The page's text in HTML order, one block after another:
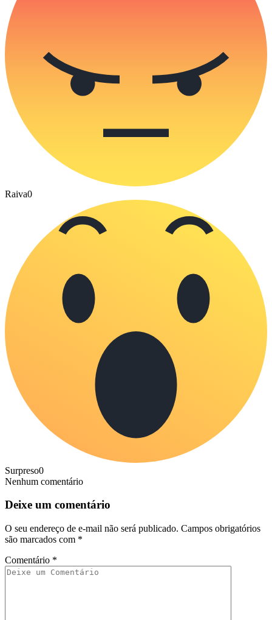
Raiva0
Surpreso0
Nenhum comentário
Deixe um comentário
O seu endereço de e-mail não será publicado. Campos obrigatórios
são marcados com *
Comentário *